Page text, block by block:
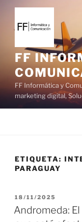
l
FF
FF Informática y
marketing digital,
ETIQUETA:
PARAGUAY
P
U
B
18/11/2025
Andromeda: